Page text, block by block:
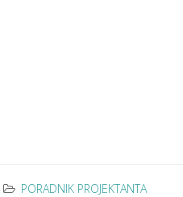
PORADNIK PROJEKTANTA